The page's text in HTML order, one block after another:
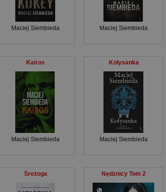
Maciej Siembieda Maciej Siembieda
Kairos
Maciej Siembieda
Kołysanka
Maciej Siembieda
Śreżoga Nędznicy Tom 2